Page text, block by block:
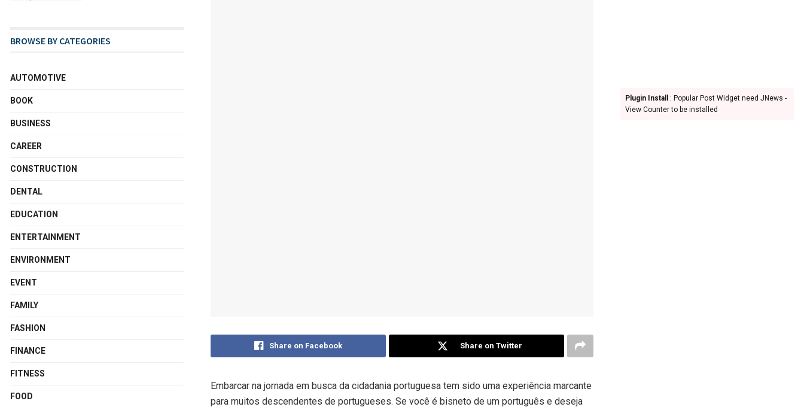
Share on Facebook Share on Twitter
Embarcar na jornada em busca da cidadania portuguesa tem sido uma experiência marcante
para muitos descendentes de portugueses. Se você é bisneto de um português e deseja
BROWSE BY CATEGORIES
AUTOMOTIVE
BOOK
BUSINESS
CAREER
CONSTRUCTION
DENTAL
EDUCATION
ENTERTAINMENT
ENVIRONMENT
EVENT
FAMILY
FASHION
FINANCE
FITNESS
FOOD
Plugin Install
: Popular Post Widget need JNews -
View Counter to be installed